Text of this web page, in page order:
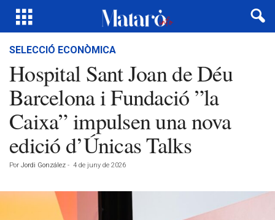
SELECCIÓ ECONÒMICA
Hospital Sant Joan de Déu
Barcelona i Fundació ”la
Caixa” impulsen una nova
edició d’Únicas Talks
Por Jordi González - 4 de juny de 2026